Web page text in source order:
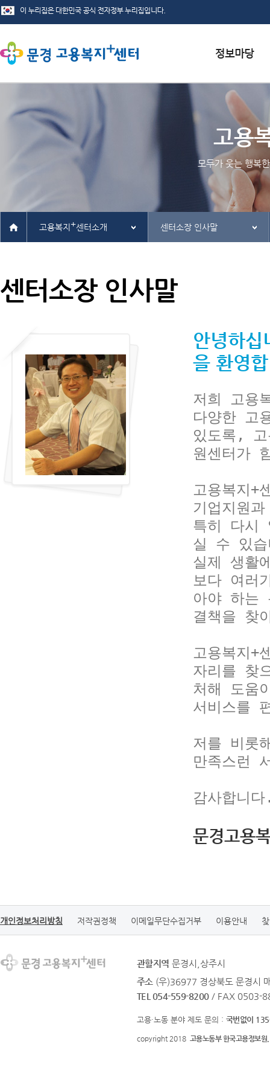
서식자료실
채용정보
인재정보
관련사이트
고용
모두가 웃는 행복
고용복지 +센터소개 센터소장 인사말
센터소장 인사말
안녕하십
을 환영
저희 고용
다양한 고
있도록, 고
원센터가
고용복지+
기업지원
특히 다시
실 수 있
실제 생활
보다 여러
아야 하는
결책을 찾
고용복지
자리를 찾
처해 도움
서비스를
저를 비롯
만족스런
감사합니
문경고용
개인정보처리방침 저작권정책 이메일무단수집거부 이용안내
관할지역 문경시,상주시
주소 (우)36977 경상북도 문경시
TEL 054-559-8200 / FAX 0503-
고용·노동 분야 제도 문의 : 국번없이
copyright 2018 고용노동부 한국고용정보원.